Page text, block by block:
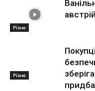
Різне
Різне